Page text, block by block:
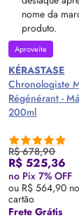
Aproveite
KÉRASTASE
Chronologiste
Régénérant -
200ml
R$ 678,90
R$ 525,36
no Pix 7% OFF
ou R$ 564,90 no
cartão
Frete Grátis